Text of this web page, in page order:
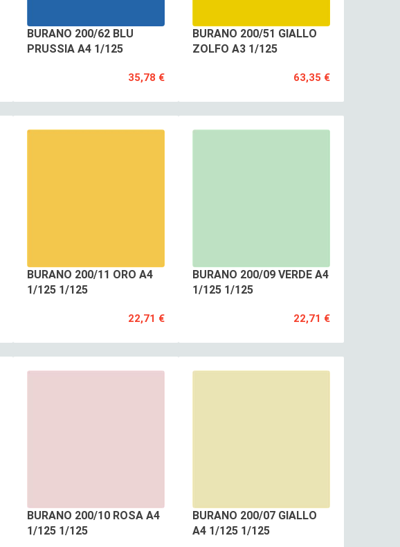
BURANO 200/62 BLU
PRUSSIA A4 1/125
35,78 €
BURANO 200/51 GIALLO
ZOLFO A3 1/125
63,35 €
BURANO 200/11 ORO A4
1/125 1/125
22,71 €
BURANO 200/09 VERDE A4
1/125 1/125
22,71 €
BURANO 200/10 ROSA A4
1/125 1/125
BURANO 200/07 GIALLO
A4 1/125 1/125